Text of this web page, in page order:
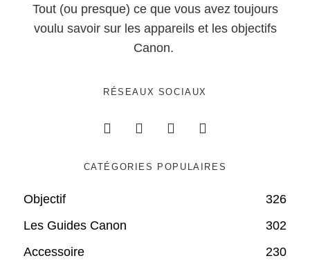
Tout (ou presque) ce que vous avez toujours
voulu savoir sur les appareils et les objectifs
Canon.
RÉSEAUX SOCIAUX
CATÉGORIES POPULAIRES
Objectif
326
Les Guides Canon
302
Accessoire
230